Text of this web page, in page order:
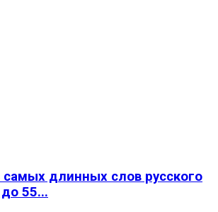
длинных слов русского
55...